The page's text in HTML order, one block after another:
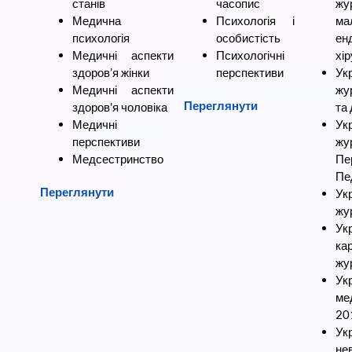
станів
Медична
психологія
Медичні аспекти
здоров’я жінки
Медичні аспекти
здоров'я чоловіка
Медичні
перспективи
Медсестринство
Переглянути
часопис
Психологія і
особистість
Психологічні
перспективи
Переглянути
та